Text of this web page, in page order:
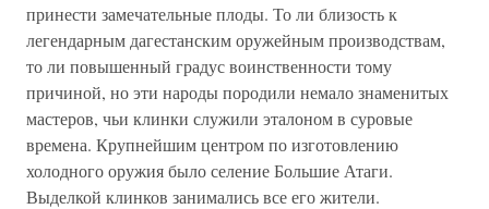
принести замечательные плоды. То ли близость к
легендарным дагестанским оружейным производствам,
то ли повышенный градус воинственности тому
причиной, но эти народы породили немало знаменитых
мастеров, чьи клинки служили эталоном в суровые
времена. Крупнейшим центром по изготовлению
холодного оружия было селение Большие Атаги.
Выделкой клинков занимались все его жители.